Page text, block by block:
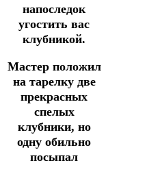
напоследок
угостить вас
клубникой.
Мастер положил
на тарелку две
прекрасных
спелых
клубники, но
одну обильно
посыпал